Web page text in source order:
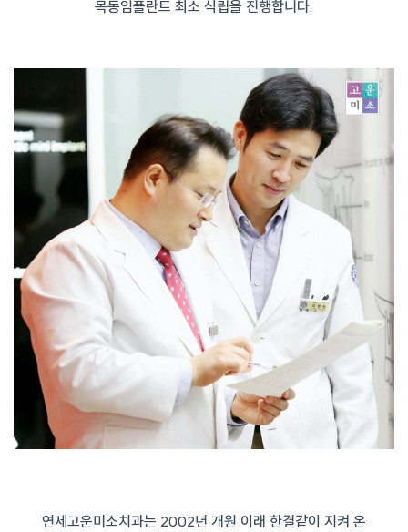
목동임플란트 최소 식립을 진행합니다.
연세고운미소치과는 2002년 개원 이래 한결같이 지켜 온